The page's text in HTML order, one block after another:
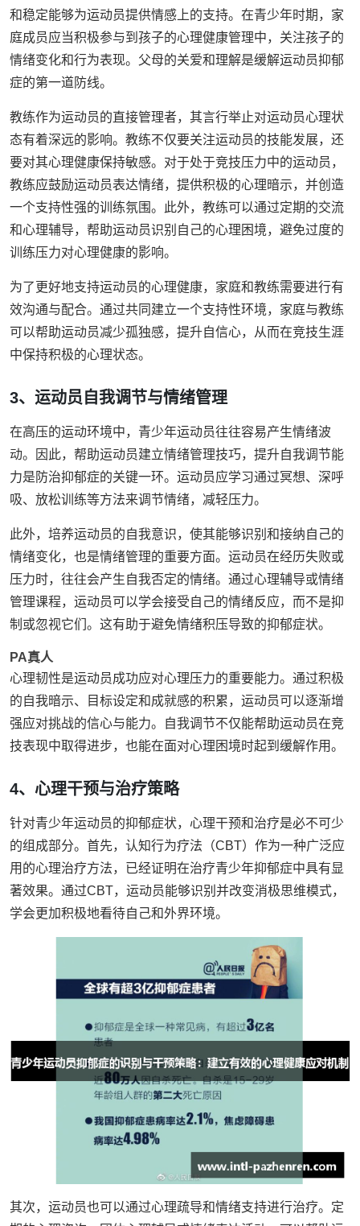
和稳定能够为运动员提供情感上的支持。在青少年时期，家
庭成员应当积极参与到孩子的心理健康管理中，关注孩子的
情绪变化和行为表现。父母的关爱和理解是缓解运动员抑郁
症的第一道防线。
教练作为运动员的直接管理者，其言行举止对运动员心理状
态有着深远的影响。教练不仅要关注运动员的技能发展，还
要对其心理健康保持敏感。对于处于竞技压力中的运动员，
教练应鼓励运动员表达情绪，提供积极的心理暗示，并创造
一个支持性强的训练氛围。此外，教练可以通过定期的交流
和心理辅导，帮助运动员识别自己的心理困境，避免过度的
训练压力对心理健康的影响。
为了更好地支持运动员的心理健康，家庭和教练需要进行有
效沟通与配合。通过共同建立一个支持性环境，家庭与教练
可以帮助运动员减少孤独感，提升自信心，从而在竞技生涯
中保持积极的心理状态。
3、运动员自我调节与情绪管理
在高压的运动环境中，青少年运动员往往容易产生情绪波
动。因此，帮助运动员建立情绪管理技巧，提升自我调节能
力是防治抑郁症的关键一环。运动员应学习通过冥想、深呼
吸、放松训练等方法来调节情绪，减轻压力。
此外，培养运动员的自我意识，使其能够识别和接纳自己的
情绪变化，也是情绪管理的重要方面。运动员在经历失败或
压力时，往往会产生自我否定的情绪。通过心理辅导或情绪
管理课程，运动员可以学会接受自己的情绪反应，而不是抑
制或忽视它们。这有助于避免情绪积压导致的抑郁症状。
PA真人
心理韧性是运动员成功应对心理压力的重要能力。通过积极
的自我暗示、目标设定和成就感的积累，运动员可以逐渐增
强应对挑战的信心与能力。自我调节不仅能帮助运动员在竞
技表现中取得进步，也能在面对心理困境时起到缓解作用。
4、心理干预与治疗策略
针对青少年运动员的抑郁症状，心理干预和治疗是必不可少
的组成部分。首先，认知行为疗法（CBT）作为一种广泛应
用的心理治疗方法，已经证明在治疗青少年抑郁症中具有显
著效果。通过CBT，运动员能够识别并改变消极思维模式，
学会更加积极地看待自己和外界环境。
其次，运动员也可以通过心理疏导和情绪支持进行治疗。定